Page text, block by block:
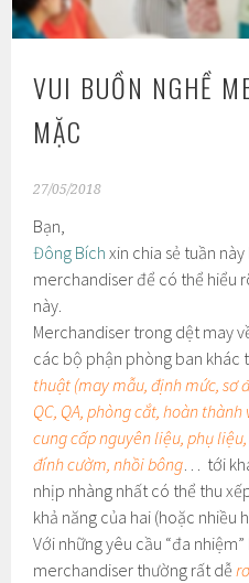
VUI BUỒN NGHỀ
MẶC
27/05/2018
Bạn,
Đông Bích xin chia sẻ tuần
merchandiser để có thể hiểu
này.
Merchandiser trong dệt may
các bộ phận phòng ban khác
thuật (may mẫu, định mức, sơ
QC, QA, phòng cắt, hoàn
cung cấp nguyên liệu, phụ
đính cườm, nhồi bông… tới
nhịp nhàng nhất có thể thu
khả năng của hai (hoặc nhiều
Với những yêu cầu “đa
merchandiser thường rất dễ